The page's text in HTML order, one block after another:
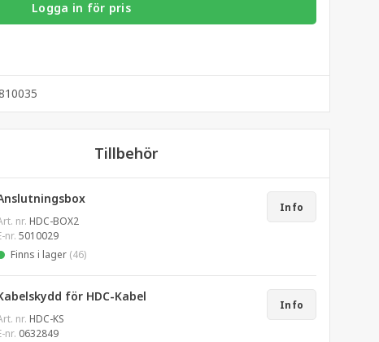
Logga in för pris
Tillbehör
nr. HDC-BOX2
nr. 5010029
Finns i lager (46)
Info
för HDC-Kabel
nr. HDC-KS
nr. 0632849
Info